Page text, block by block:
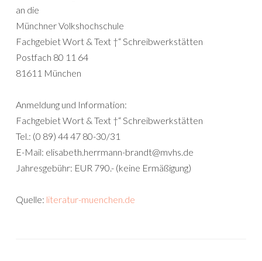
an die
Münchner Volkshochschule
Fachgebiet Wort & Text †“ Schreibwerkstätten
Postfach 80 11 64
81611 München
Anmeldung und Information:
Fachgebiet Wort & Text †“ Schreibwerkstätten
Tel.: (0 89) 44 47 80-30/31
E-Mail: elisabeth.herrmann-brandt@mvhs.de
Jahresgebühr: EUR 790.- (keine Ermäßigung)
Quelle: literatur-muenchen.de